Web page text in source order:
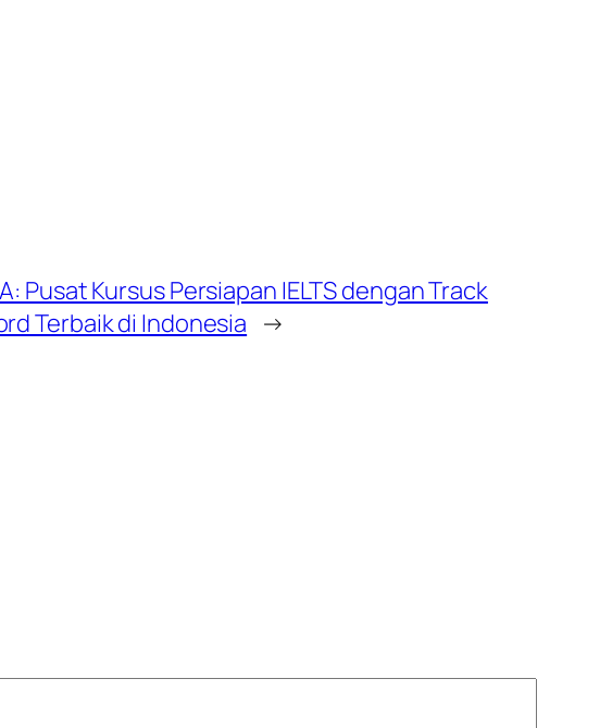
Pusat Kursus Persiapan IELTS dengan Track
Terbaik di Indonesia →